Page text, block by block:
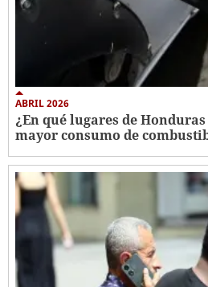
ABRIL 2026
¿En qué lugares de
mayor consumo de